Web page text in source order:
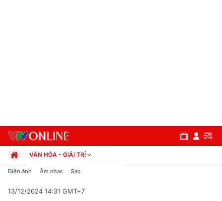
VĂN HÓA - GIẢI TRÍ
Chính trị
Pháp luật
Điện ảnh Âm nhạc Sao
13/12/2024 14:31 GMT+7